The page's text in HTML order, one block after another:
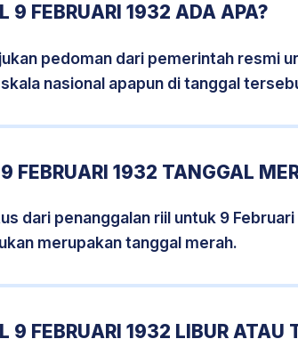
9 FEBRUARI 1932 ADA APA?
pedoman dari pemerintah resmi
nasional apapun di tanggal
FEBRUARI 1932 TANGGAL
dari penanggalan riil untuk 9
merupakan tanggal merah.
9 FEBRUARI 1932 LIBUR ATAU